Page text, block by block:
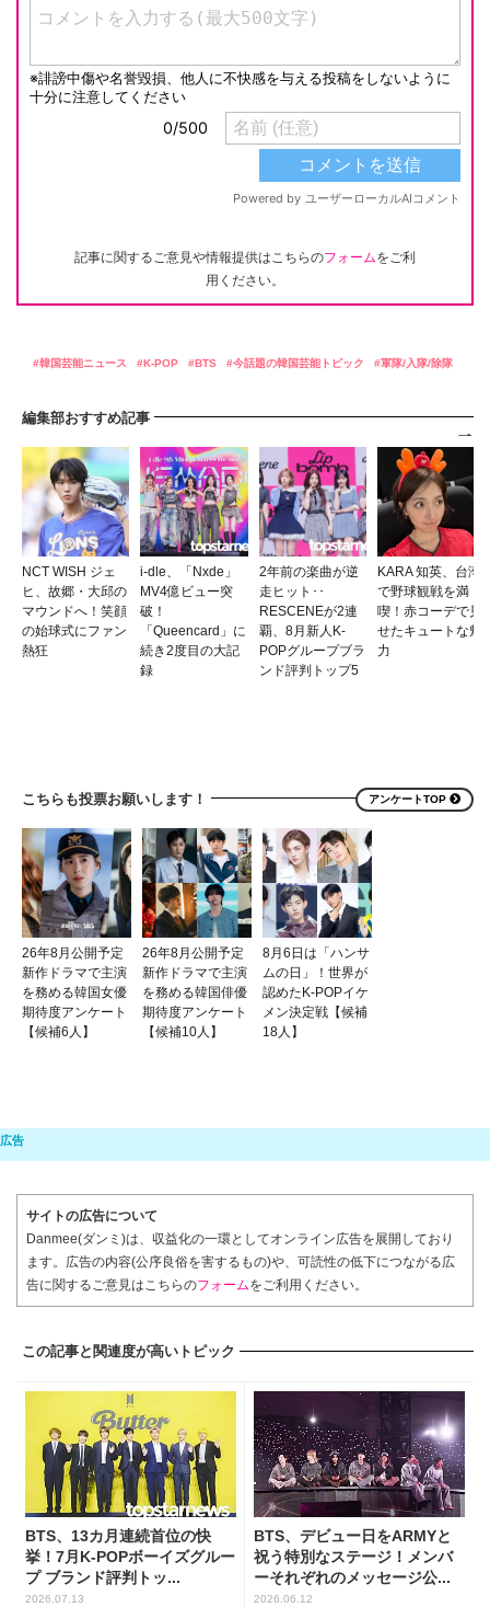
記事に関するご意見や情報提供はこちらのフォームをご利
用ください。
韓国芸能ニュース K-POP BTS 今話題の韓国芸能トピック 軍隊/入隊/除隊
編集部おすすめ記事
NCT WISH ジェ
ヒ、故郷・大邱の
マウンドへ！笑顔
の始球式にファン
熱狂
i-dle、「Nxde」
MV4億ビュー突
破！
「Queencard」に
続き2度目の大記
録
2年前の楽曲が逆
走ヒット･･
RESCENEが2連
覇、8月新人K-
POPグループブラ
ンド評判トップ5
KARA 知英、台湾
で野球観戦を満
喫！赤コーデで見
せたキュートな魅
力
こちらも投票お願いします！ アンケートTOP
26年8月公開予定
新作ドラマで主演
を務める韓国女優
期待度アンケート
【候補6人】
26年8月公開予定
新作ドラマで主演
を務める韓国俳優
期待度アンケート
【候補10人】
8月6日は「ハンサ
ムの日」！世界が
認めたK-POPイケ
メン決定戦【候補
18人】
サイトの広告について
Danmee(ダンミ)は、収益化の一環としてオンライン広告を展開しており
ます。広告の内容(公序良俗を害するもの)や、可読性の低下につながる広
告に関するご意見はこちらのフォームをご利用ください。
この記事と関連度が高いトピック
BTS、13カ月連続首位の快
挙！7月K-POPボーイズグルー
プ ブランド評判トッ...
2026.07.13
BTS、デビュー日をARMYと
祝う特別なステージ！メンバ
ーそれぞれのメッセージ公...
2026.06.12